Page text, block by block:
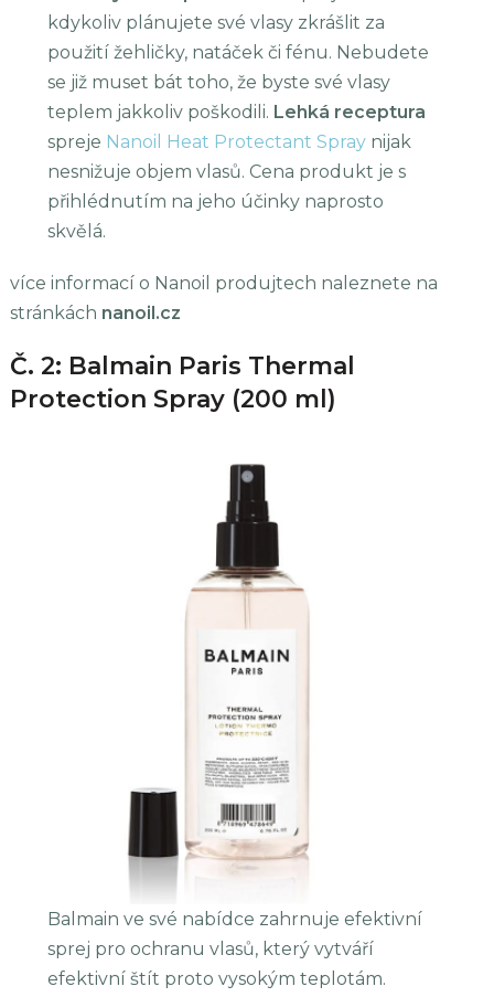
kdykoliv plánujete své vlasy zkrášlit za
použití žehličky, natáček či fénu. Nebudete
se již muset bát toho, že byste své vlasy
teplem jakkoliv poškodili. Lehká receptura
spreje Nanoil Heat Protectant Spray nijak
nesnižuje objem vlasů. Cena produkt je s
přihlédnutím na jeho účinky naprosto
skvělá.
více informací o Nanoil produjtech naleznete na
stránkách nanoil.cz
Č. 2: Balmain Paris Thermal
Protection Spray (200 ml)
Balmain ve své nabídce zahrnuje efektivní
sprej pro ochranu vlasů, který vytváří
efektivní štít proto vysokým teplotám.